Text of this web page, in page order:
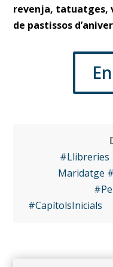
revenja, tatuatges,
de pastissos
#Llibreries
Maridatge
#CapítolsInicials